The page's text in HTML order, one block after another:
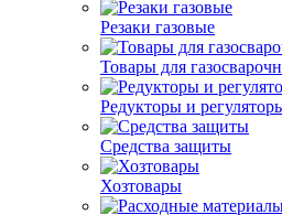
Резаки газовые
Товары для
Редукторы и
Средства защиты
Хозтовары